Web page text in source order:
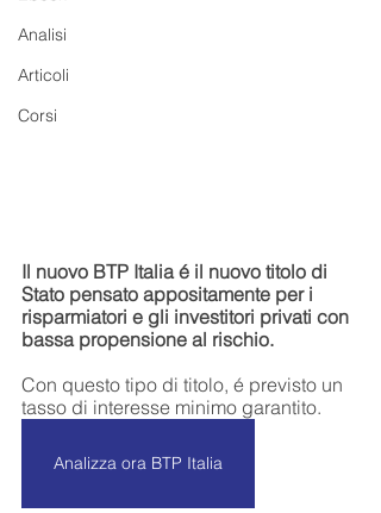
Analisi
Articoli
Corsi
Il nuovo BTP Italia é il nuovo titolo di
Stato pensato appositamente per i
risparmiatori e gli investitori privati con
bassa propensione al rischio.
Con questo tipo di titolo, é previsto un
tasso di interesse minimo garantito.
Analizza ora BTP Italia